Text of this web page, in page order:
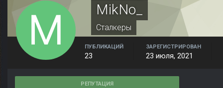
MikNo_
Сталкеры
ПУБЛИКАЦИЙ
23
ЗАРЕГИСТРИРОВАН
23 июля, 2021
РЕПУТАЦИЯ